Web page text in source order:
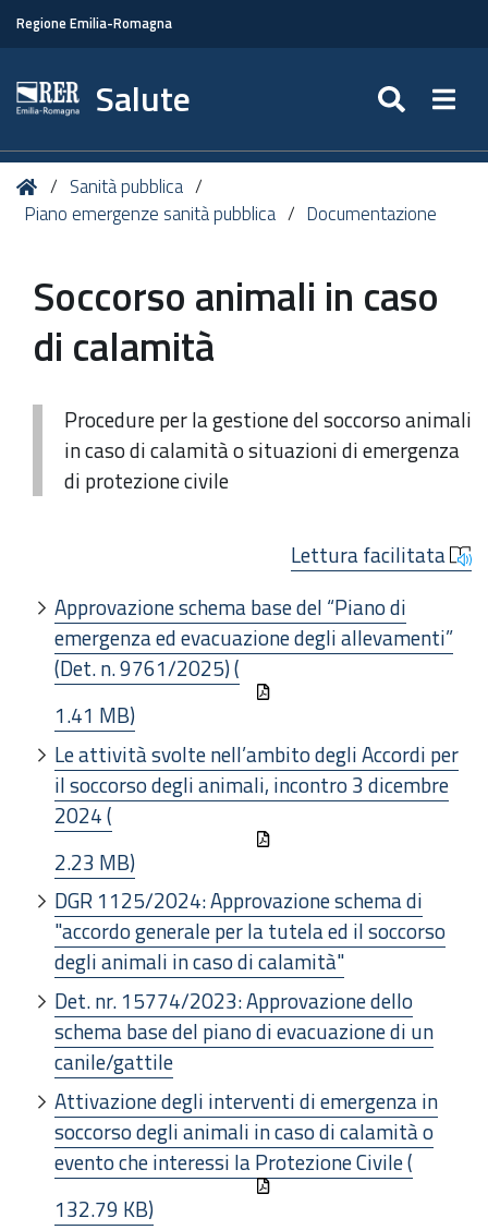
Regione Emilia-Romagna
Salute
Tu
sei
HomeSanità pubblica
Piano emergenze sanità pubblica
Documentazione
Soccorso animali in caso
di calamità
Procedure per la gestione del soccorso animali
in caso di calamità o situazioni di emergenza
di protezione civile
Lettura facilitata
Approvazione schema base del “Piano di
emergenza ed evacuazione degli allevamenti”
(Det. n. 9761/2025) (
1.41 MB)
Le attività svolte nell’ambito degli Accordi per
il soccorso degli animali, incontro 3 dicembre
2024 (
2.23 MB)
DGR 1125/2024: Approvazione schema di
"accordo generale per la tutela ed il soccorso
degli animali in caso di calamità"
Det. nr. 15774/2023:Approvazione dello
schema base del piano di evacuazione di un
canile/gattile
Attivazione degli interventi di emergenza in
soccorso degli animali in caso di calamità o
evento che interessi la Protezione Civile (
132.79 KB)